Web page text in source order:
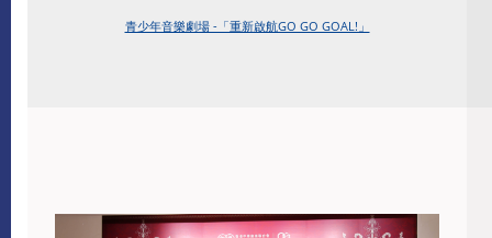
青少年音樂劇場 -「重新啟航GO GO GOAL!」